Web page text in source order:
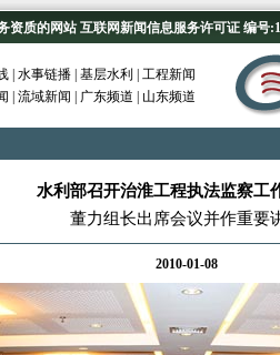
资质的网站 互联网新闻信息服务许可证 编号
水事链播 基层水利
工程新闻
流域新闻 广东频道 山东频道
水利部召开治淮工程执法监察工
董力组长出席会议并作重要
2010-01-08